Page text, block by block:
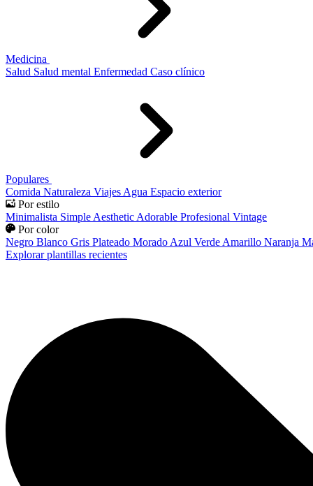
Medicina
Salud Salud mental Enfermedad Caso clínico
Populares
Comida Naturaleza Viajes Agua Espacio exterior
Por estilo
Minimalista Simple Aesthetic Adorable Profesional Vintage
Por color
Negro Blanco Gris Plateado Morado Azul Verde Amarillo Naranja
Explorar plantillas recientes